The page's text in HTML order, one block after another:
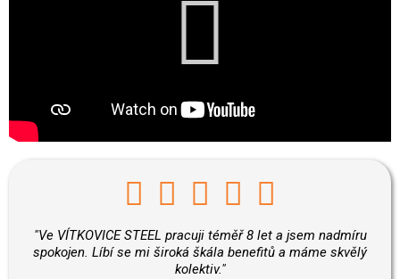
"Ve VÍTKOVICE STEEL pracuji téměř 8 let a jsem nadmíru
spokojen. Líbí se mi široká škála benefitů a máme skvělý
kolektiv."